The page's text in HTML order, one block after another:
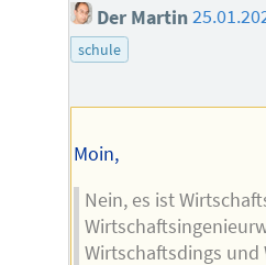
Der Martin
schule
Moin,
Nein, es ist
Wirtschaftsdings und